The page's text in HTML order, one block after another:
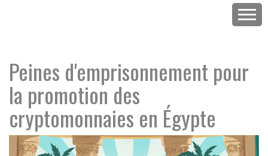
Peines d'emprisonnement pour
la promotion des
cryptomonnaies en Égypte